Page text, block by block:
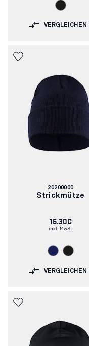
VERGLEICHEN
Artikelnummer:
20200000
Strickmütze
16.30€
inkl. MwSt.
VERGLEICHEN